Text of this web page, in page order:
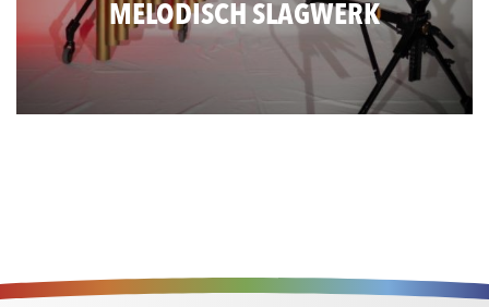
MELODISCH SLAGWERK